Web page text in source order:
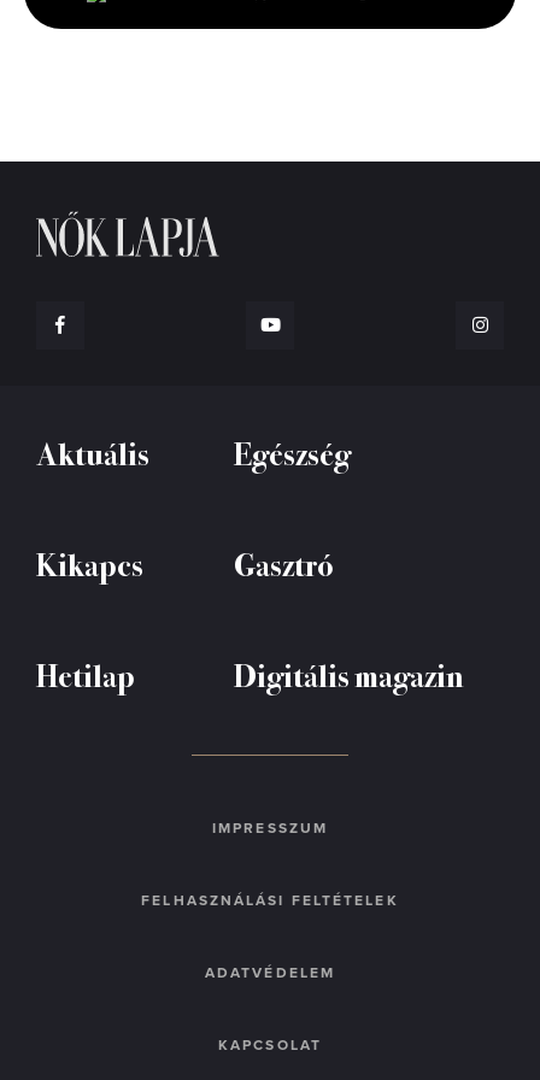
seconds
Aktuális Egészség
Kikapcs Gasztró
Hetilap Digitális magazin
IMPRESSZUM
FELHASZNÁLÁSI FELTÉTELEK
ADATVÉDELEM
KAPCSOLAT